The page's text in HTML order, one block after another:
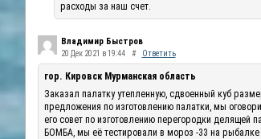
расходы за наш счет.
Владимир Быстров
20 Дек 2021 в 19:44 # Ответить
гор. Кировск Мурманская область
Заказал палатку утепленную, сдвоенный куб
предложения по изготовлению палатки, мы
его совет по изготовлению перегородки делящей
БОМБА, мы её тестировали в мороз -33 на